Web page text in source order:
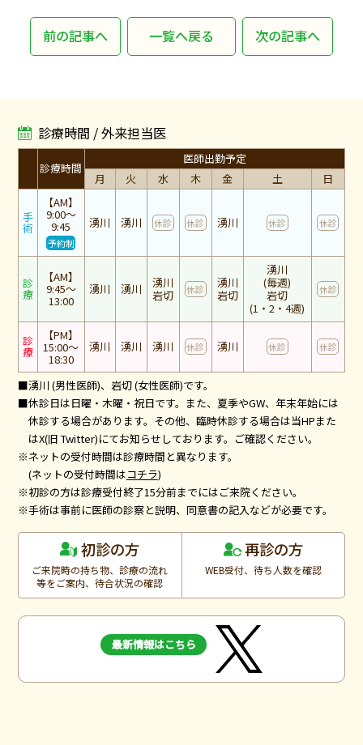
前の記事へ 一覧へ戻る 次の記事へ
診療時間 / 外来担当医
診療時間
医師出勤予定
月
火 水 木 金 土 日
手
術
【AM】
9:00～
9:45
予約制
湧川 湧川 休診 休診 湧川 休診 休診
診
療
【AM】
9:45～
13:00
湧川 湧川
湧川
岩切
休診
湧川
岩切
湧川
(毎週)
岩切
(1・2・4週)
休診
診
療
【PM】
15:00～
18:30
湧川 湧川 湧川 休診 湧川 休診 休診
■湧川 (男性医師)、岩切 (女性医師)です。
■休診日は日曜・木曜・祝日です。また、夏季やGW、年末年始には
休診する場合があります。その他、臨時休診する場合は当HPまた
はX(旧 Twitter)にてお知らせしております。ご確認ください。
※ネットの受付時間は診療時間と異なります。
(ネットの受付時間はコチラ)
※初診の方は診療受付終了15分前までにはご来院ください。
※手術は事前に医師の診察と説明、同意書の記入などが必要です。
初診の方
ご来院時の持ち物、診療の流れ
等をご案内、待合状況の確認
再診の方
WEB受付、待ち人数を確認
最新情報はこちら